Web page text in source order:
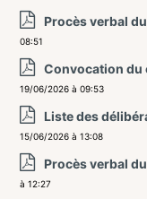
Procès verbal
08:51
Convocation
19/06/2026 à 09:53
Liste des
15/06/2026 à 13:08
Procès verbal
à 12:27